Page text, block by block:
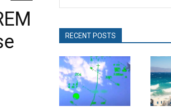
RECENT POSTS